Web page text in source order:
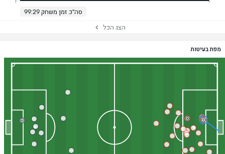
סה"כ זמן משחק 99:29
הצג הכל
מפת בעיטות